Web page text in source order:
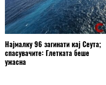
Најмалку 96 загинати кај Сеута;
спасувачите: Глетката беше
ужасна